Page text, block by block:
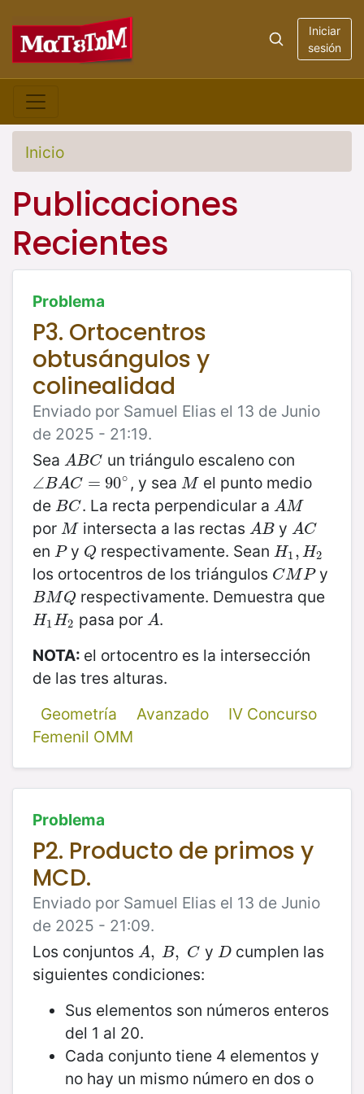
Iniciar
sesión
Inicio
Publicaciones
Recientes
Problema
P3. Ortocentros
obtusángulos y
colinealidad
Enviado por Samuel Elias el 13 de Junio
de 2025 - 21:19.
Sea A BC
ABC
un triángulo escaleno con
∠ BAC = 90∘
∠BAC= 90∘ , y sea M
M el punto medio
de BC
BC . La recta perpendicular a A M
AM
por M
M intersecta a las rectas A B
AB y AC
AC
en P
Py Q
Q respectivamente. Sean H1, H2
H1, H2
los ortocentros de los triángulos CM P
CMP y
BMQ
BMQ respectivamente. Demuestra que
H1 H2
H1H2 pasa por A
A.
NOTA: el ortocentro es la intersección
de las tres alturas.
Geometría
Avanzado
IV Concurso
Femenil OMM
Problema
P2. Producto de primos y
MCD.
Enviado por Samuel Elias el 13 de Junio
de 2025 - 21:09.
Los conjuntos A, B, C
A, B, C y D
Dcumplen las
siguientes condiciones:
Sus elementos son números enteros
del 1 al 20.
Cada conjunto tiene 4 elementos y
no hay un mismo número en dos o